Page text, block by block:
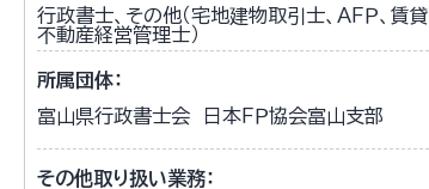
行政書士、その他（宅地建物取引士、ＡＦＰ、賃貸
不動産経営管理士）
所属団体：
富山県行政書士会 日本ＦＰ協会富山支部
その他取り扱い業務：